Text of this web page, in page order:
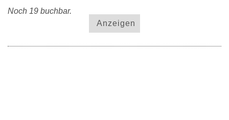
Noch 19 buchbar.
Anzeigen